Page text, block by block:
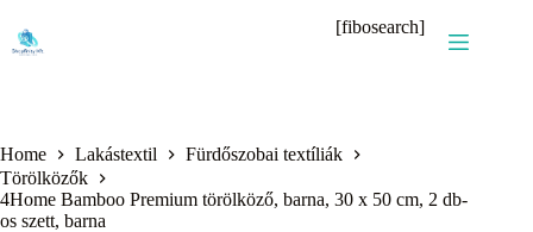
content
[fibosearch]
Home Lakástextil
Fürdőszobai textíliák
Törölközők
4Home Bamboo Premium törölköző, barna, 30 x 50 cm, 2 db-
os szett, barna